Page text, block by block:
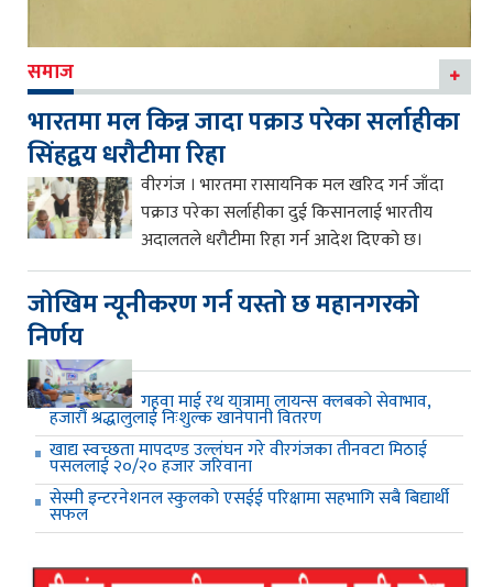
समाज
भारतमा मल किन्न जादा पक्राउ परेका सर्लाहीका
सिंहद्वय धरौटीमा रिहा
वीरगंज । भारतमा रासायनिक मल खरिद गर्न जाँदा
पक्राउ परेका सर्लाहीका दुई किसानलाई भारतीय
अदालतले धरौटीमा रिहा गर्न आदेश दिएको छ।
जाेखिम न्यूनीकरण गर्न यस्ताे छ महानगरकाे
निर्णय
गहवा माई रथ यात्रामा लायन्स क्लबको सेवाभाव,
हजारौं श्रद्धालुलाई निःशुल्क खानेपानी वितरण
खाद्य स्वच्छता मापदण्ड उल्लंघन गरे वीरगंजका तीनवटा मिठाई
पसललाई २०/२० हजार जरिवाना
सेस्मी इन्टरनेशनल स्कुलको एसईई परिक्षामा सहभागि सबै बिद्यार्थी
सफल